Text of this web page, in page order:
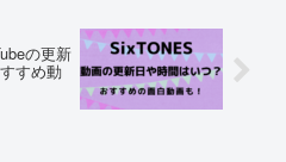
の更新
すめ動